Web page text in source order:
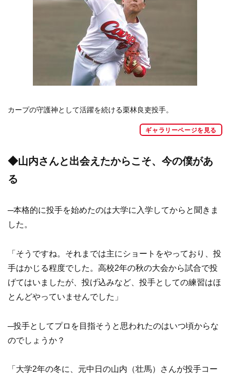
カープの守護神として活躍を続ける栗林良吏投手。
ギャラリーページを見る
◆山内さんと出会えたからこそ、今の僕があ
る
─本格的に投手を始めたのは大学に入学してからと聞きま
した。
「そうですね。それまでは主にショートをやっており、投
手はかじる程度でした。高校2年の秋の大会から試合で投
げてはいましたが、投げ込みなど、投手としての練習はほ
とんどやっていませんでした」
─投手としてプロを目指そうと思われたのはいつ頃からな
のでしょうか？
「大学2年の冬に、元中日の山内（壮馬）さんが投手コー